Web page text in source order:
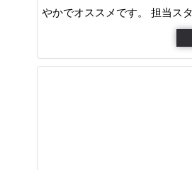
やかでオススメです。 担当ス